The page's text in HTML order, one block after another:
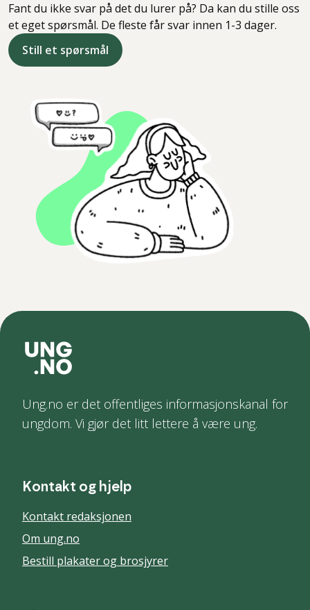
Fant du ikke svar på det du lurer på? Da kan du stille oss
et eget spørsmål. De fleste får svar innen 1-3 dager.
Still et spørsmål
Ung.no er det offentliges informasjonskanal for
ungdom. Vi gjør det litt lettere å være ung.
Kontakt og hjelp
Kontakt redaksjonen
Om ung.no
Bestill plakater og brosjyrer